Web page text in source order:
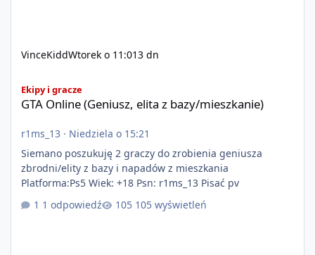
VinceKiddWtorek o 11:013 dn
Ekipy i gracze
GTA Online (Geniusz, elita z bazy/mieszkanie)
r1ms_13 · Niedziela o 15:21
Siemano poszukuję 2 graczy do zrobienia geniusza
zbrodni/elity z bazy i napadów z mieszkania
Platforma:Ps5 Wiek: +18 Psn: r1ms_13 Pisać pv
1 odpowiedź
105 wyświetleń